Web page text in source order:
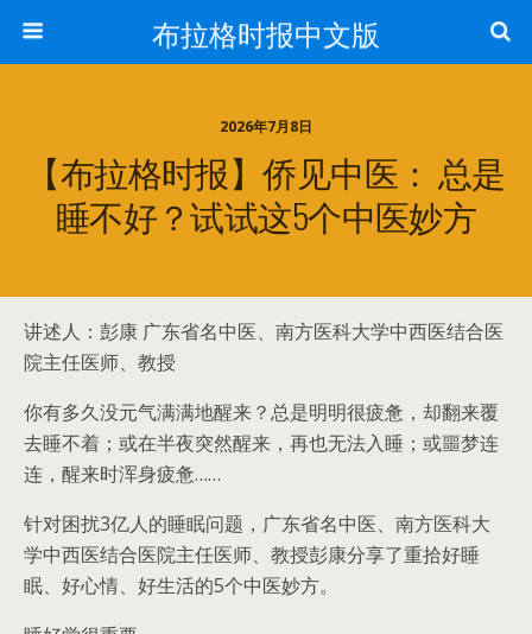
布拉格时报中文版
2026年7月8日
【布拉格时报】侨见中医： 总是
睡不好？试试这5个中医妙方
讲述人：彭康 广东省名中医、南方医科大学中西医结合医
院主任医师、教授
你有多久没元气满满地醒来？总是明明很疲惫，却翻来覆
去睡不着；或在半夜突然醒来，再也无法入睡；或噩梦连
连，醒来时浑身疲惫……
针对困扰3亿人的睡眠问题，广东省名中医、南方医科大
学中西医结合医院主任医师、教授彭康分享了重拾好睡
眠、好心情、好生活的5个中医妙方。